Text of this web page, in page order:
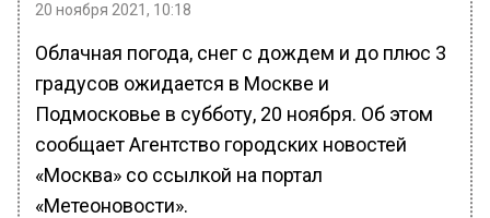
20 ноября 2021, 10:18
Облачная погода, снег с дождем и до плюс 3
градусов ожидается в Москве и
Подмосковье в субботу, 20 ноября. Об этом
сообщает Агентство городских новостей
«Москва» со ссылкой на портал
«Метеоновости».